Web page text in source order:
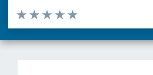
Valuta da 1 a 5 stelle la pagina
Valuta 5 stelle su 5
Valuta 4 stelle su 5
Valuta 3 stelle su 5
Valuta 2 stelle su 5
Valuta una stella su 5